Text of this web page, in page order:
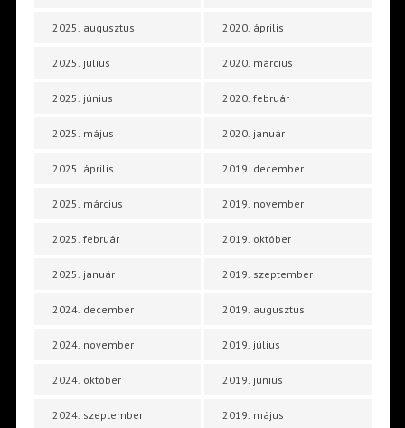
2025. augusztus
2025. július
2025. június
2025. május
2025. április
2025. március
2025. február
2025. január
2024. december
2024. november
2024. október
2024. szeptember
2020. április
2020. március
2020. február
2020. január
2019. december
2019. november
2019. október
2019. szeptember
2019. augusztus
2019. július
2019. június
2019. május